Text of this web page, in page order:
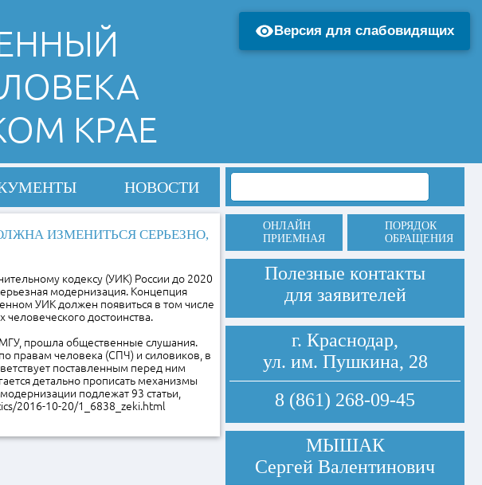
КРАЕ
НОВОСТИ
ИЗМЕНИТЬСЯ СЕРЬЕЗНО,
кодексу (УИК) России до 2020
модернизация. Концепция
УИК должен появиться в том числе
достоинства.
прошла общественные слушания.
правам человека (СПЧ) и силовиков, в
поставленным перед ним
детально прописать механизмы
подлежат 93 статьи,
2016-10-20/1_6838_zeki.html
ОНЛАЙН
ПРИЕМНАЯ
ПОРЯДОК
ОБРАЩЕНИЯ
Полезные контакты
для заявителей
г. Краснодар,
ул. им. Пушкина, 28
8 (861) 268-09-45
МЫШАК
Сергей Валентинович
Версия для слабовидящих